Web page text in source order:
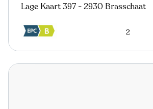
Lage Kaart 397 - 2930 Brasschaat
2